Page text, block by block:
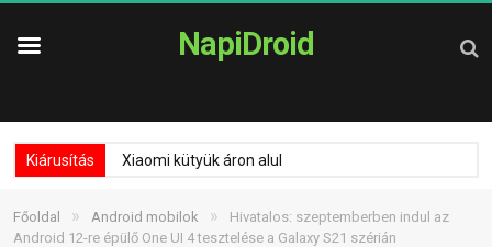
NapiDroid
Kiárusítás Xiaomi kütyük áron alul
Főoldal » Android mobilok »
Hivatalos: szeptemberben indul az
Android 12-re épülő One UI 4 tesztelése a Galaxy S21 szérián